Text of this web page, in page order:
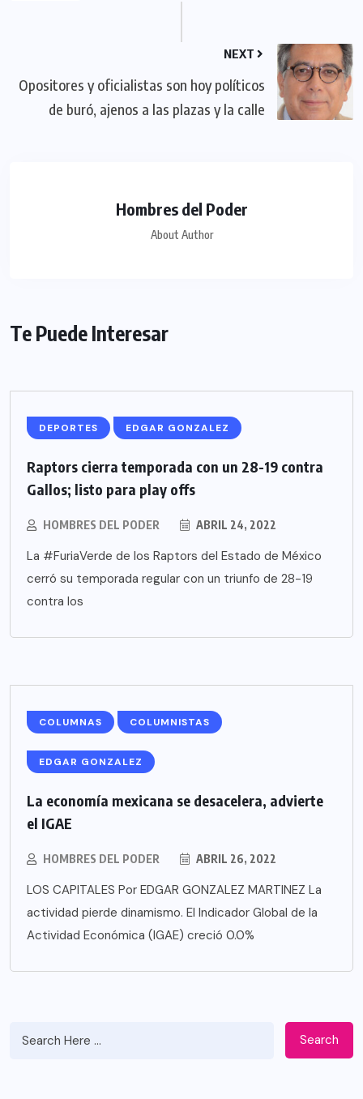
NEXT
Opositores y oficialistas son hoy políticos
de buró, ajenos a las plazas y la calle
Hombres del Poder
About Author
Te Puede Interesar
DEPORTES EDGAR GONZALEZ
Raptors cierra temporada con un 28-19 contra
Gallos; listo para play offs
HOMBRES DEL PODER ABRIL 24, 2022
La #FuriaVerde de los Raptors del Estado de México
cerró su temporada regular con un triunfo de 28-19
contra los
COLUMNAS COLUMNISTAS
EDGAR GONZALEZ
La economía mexicana se desacelera, advierte
el IGAE
HOMBRES DEL PODER ABRIL 26, 2022
LOS CAPITALES Por EDGAR GONZALEZ MARTINEZ La
actividad pierde dinamismo. El Indicador Global de la
Actividad Económica (IGAE) creció 0.0%
Search